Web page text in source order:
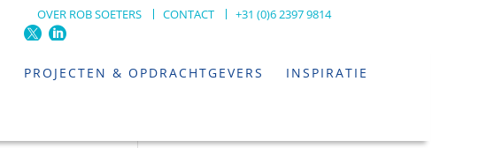
OVER ROB SOETERS CONTACT +31 (0)6 2397 9814
PROJECTEN & OPDRACHTGEVERS INSPIRATIE